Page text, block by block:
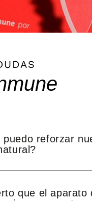
puedo reforzar
que el aparato